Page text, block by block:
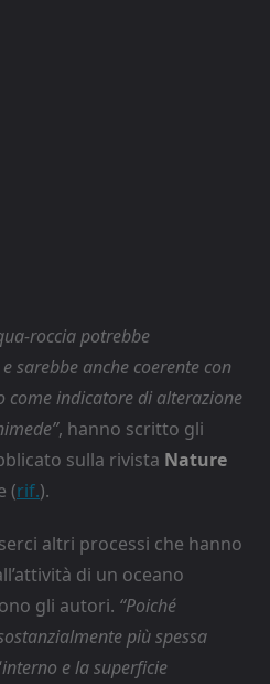
roccia potrebbe
sarebbe anche coerente con
come indicatore di alterazione
, hanno scritto gli
sulla rivista Nature
(rif.).
altri processi che hanno
di un oceano
gli autori. “Poiché
più spessa
‘interno e la superficie